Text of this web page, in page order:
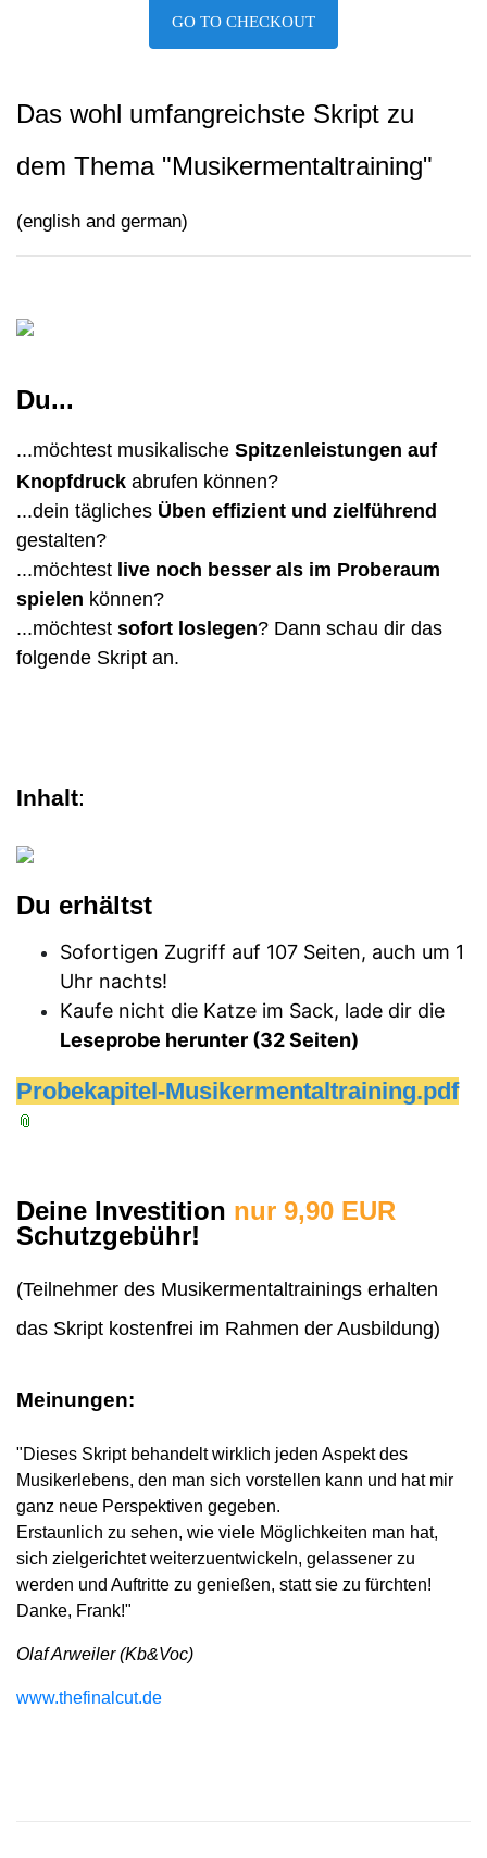
GO TO CHECKOUT
Das wohl umfangreichste Skript zu
dem Thema "Musikermentaltraining"
(english and german)
Du...
...möchtest musikalische Spitzenleistungen auf
Knopfdruck abrufen können?
...dein tägliches Üben effizient und zielführend
gestalten?
...möchtest live noch besser als im Proberaum
spielen können?
...möchtest sofort loslegen? Dann schau dir das
folgende Skript an.
Inhalt:
Du erhältst
Sofortigen Zugriff auf 107 Seiten, auch um 1
Uhr nachts!
Kaufe nicht die Katze im Sack, lade dir die
Leseprobe herunter (32 Seiten)
Probekapitel-Musikermentaltraining.pdf
Deine Investition nur 9,90 EUR
Schutzgebühr!
(Teilnehmer des Musikermentaltrainings erhalten
das Skript kostenfrei im Rahmen der Ausbildung)
Meinungen:
"Dieses Skript behandelt wirklich jeden Aspekt des
Musikerlebens, den man sich vorstellen kann und hat mir
ganz neue Perspektiven gegeben.
Erstaunlich zu sehen, wie viele Möglichkeiten man hat,
sich zielgerichtet weiterzuentwickeln, gelassener zu
werden und Auftritte zu genießen, statt sie zu fürchten!
Danke, Frank!"
Olaf Arweiler (Kb&Voc)
www.thefinalcut.de